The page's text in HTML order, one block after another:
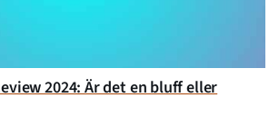
2024: Är det en bluff eller